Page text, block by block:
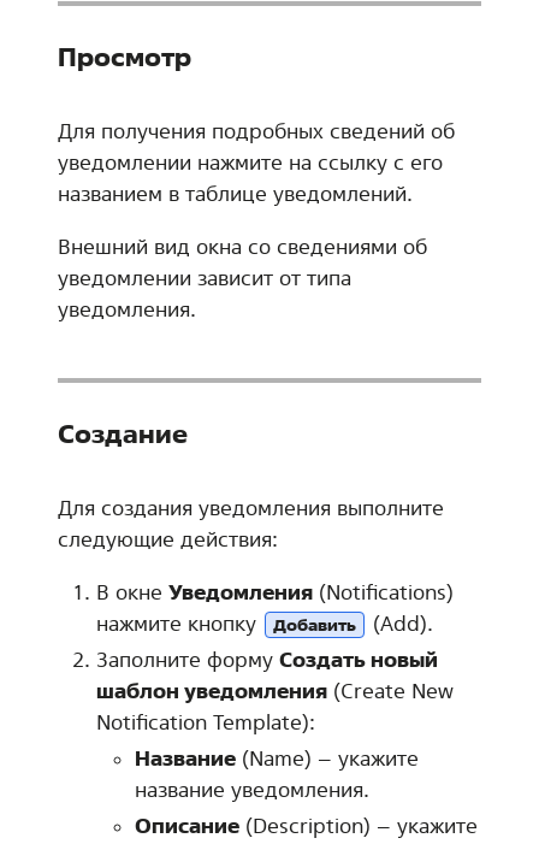
Просмотр
Для получения подробных сведений об
уведомлении нажмите на ссылку с его
названием в таблице уведомлений.
Внешний вид окна со сведениями об
уведомлении зависит от типа
уведомления.
Создание
Для создания уведомления выполните
следующие действия:
В окне Уведомления (Notifications)
нажмите кнопку
Добавить
(Add).
Заполните форму Создать новый
шаблон уведомления (Create New
Notification Template):
Название (Name) – укажите
название уведомления.
Описание (Description) – укажите